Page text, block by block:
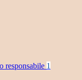
responsabile 1